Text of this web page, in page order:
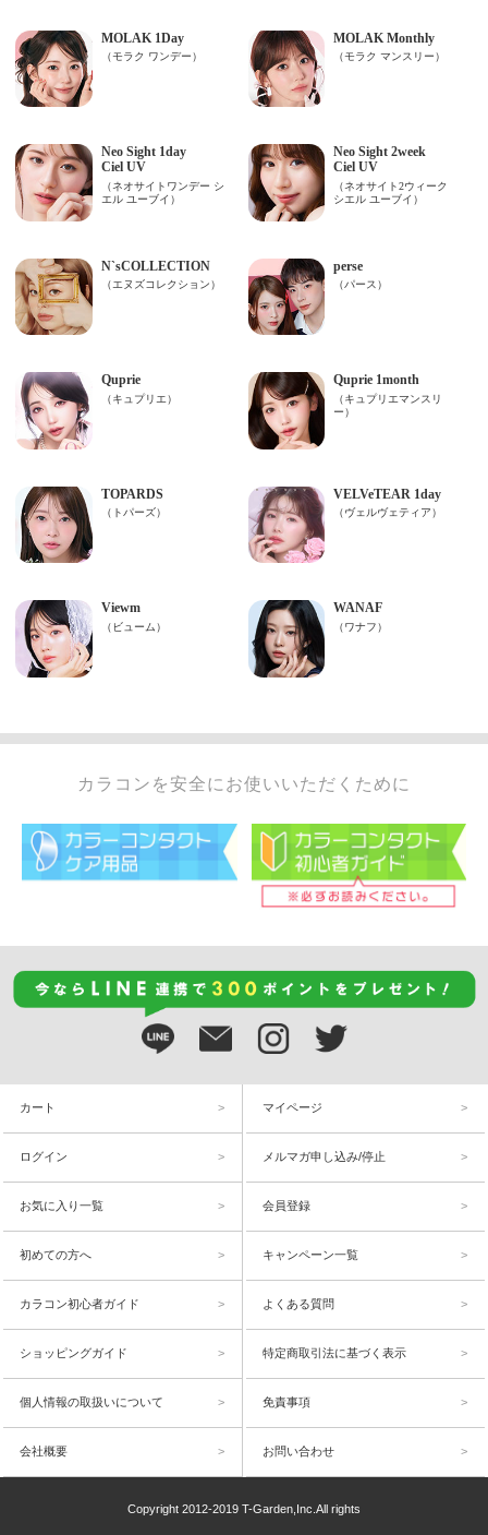
カラコンを安全にお使いいただくために
カート マイページ
ログイン メルマガ申し込み/停止
お気に入り一覧 会員登録
初めての方へ キャンペーン一覧
カラコン初心者ガイド よくある質問
ショッピングガイド 特定商取引法に基づく表示
個人情報の取扱いについて 免責事項
会社概要 お問い合わせ
Copyright 2012-2019 T-Garden,Inc.All rights